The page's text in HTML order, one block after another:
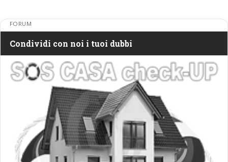
FORUM
Condividi con noi i tuoi dubbi